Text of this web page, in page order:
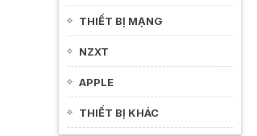
THIẾT BỊ MẠNG
NZXT
APPLE
THIẾT BỊ KHÁC